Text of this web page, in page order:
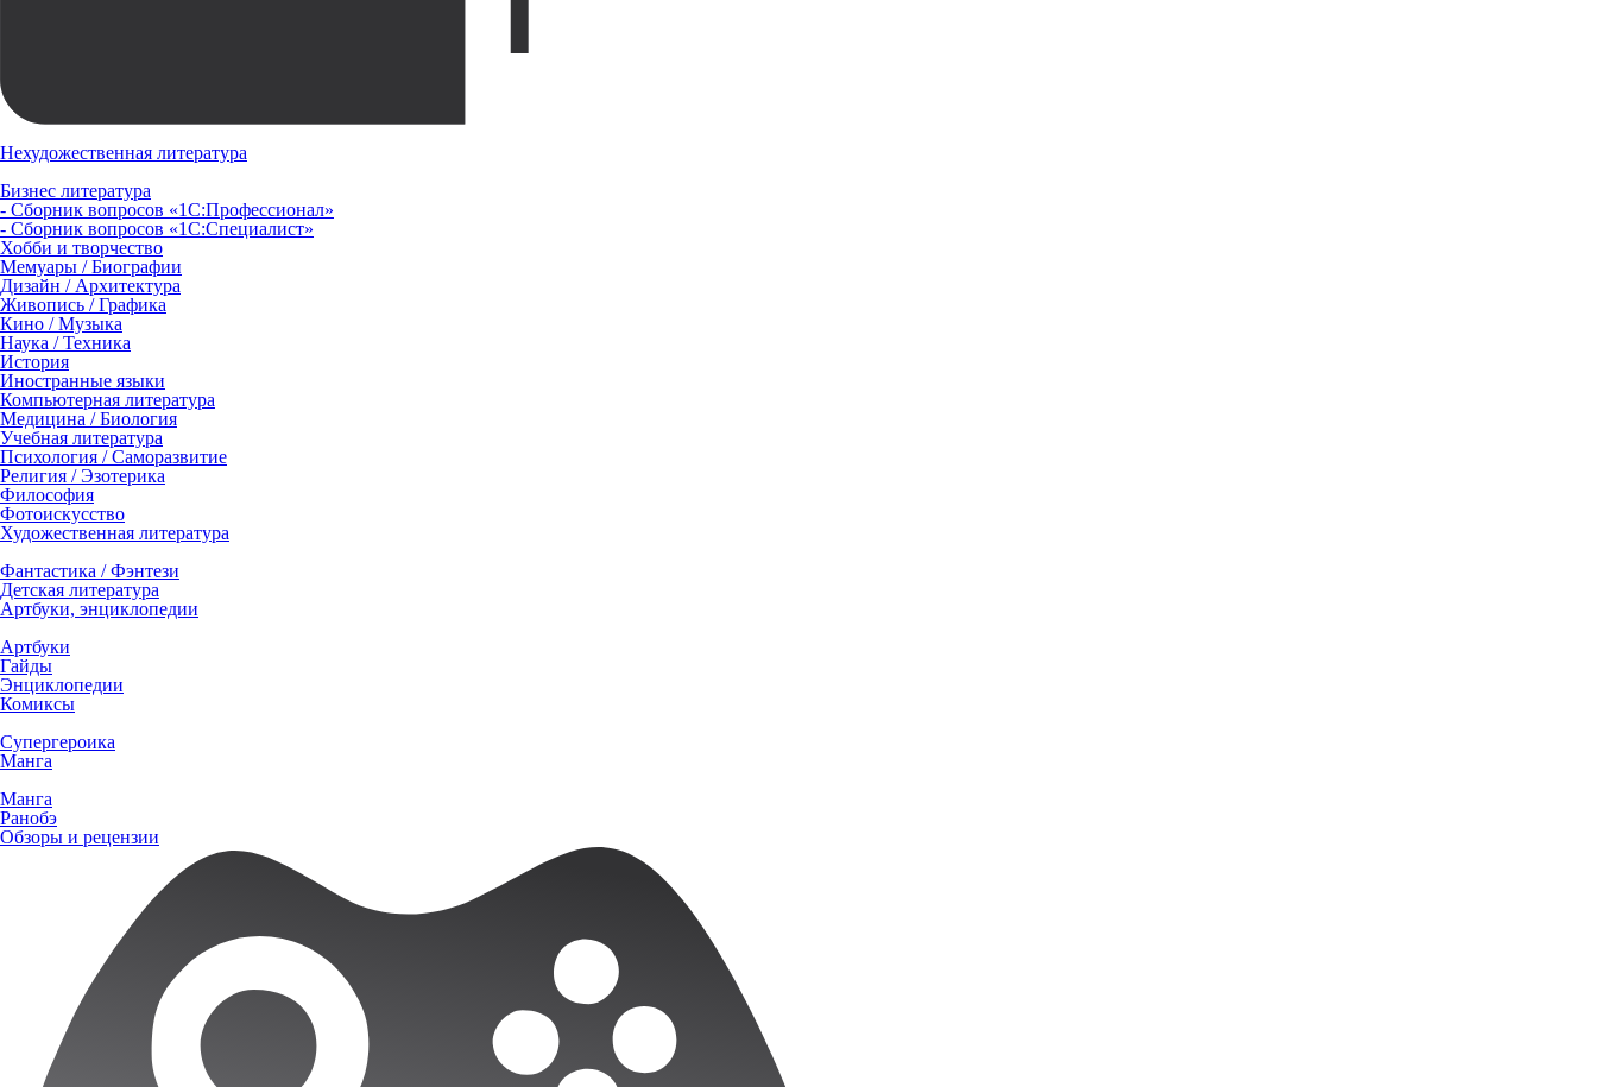
Нехудожественная литература
Бизнес литература
- Сборник вопросов «1С:Профессионал»
- Сборник вопросов «1С:Специалист»
Хобби и творчество
Мемуары / Биографии
Дизайн / Архитектура
Живопись / Графика
Кино / Музыка
Наука / Техника
История
Иностранные языки
Компьютерная литература
Медицина / Биология
Учебная литература
Психология / Саморазвитие
Религия / Эзотерика
Философия
Фотоискусство
Художественная литература
Фантастика / Фэнтези
Детская литература
Артбуки, энциклопедии
Артбуки
Гайды
Энциклопедии
Комиксы
Супергероика
Манга
Манга
Ранобэ
Обзоры и рецензии